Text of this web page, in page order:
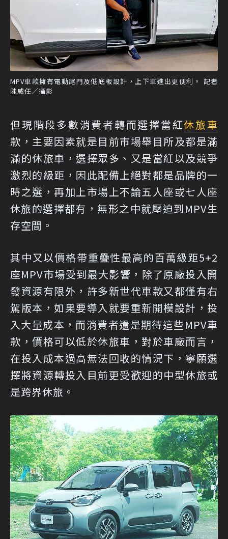
MPV車款擁有電動尾門及低底板設計，上下車進出更便利。 記者
陳威任／攝影
但現階段多數消費者轉而選擇當紅休旅車
款，主要因素就是目前市場舉目所及都是滿
滿的休旅車，選擇眾多、又是當紅以及競爭
激烈的級距，因此配備上絕對都是品牌的一
時之選，再加上市場上不論五人座或七人座
休旅的選擇都有，無形之中就壓迫到MPV生
存空間。
其中又以價格帶重疊性最高的百萬級距5+2
座MPV市場受到最大影響，除了原廠投入開
發資源有限外，許多新世代車款又都僅有右
駕版本，如果要導入就要重新開模設計，投
入大量成本，而消費者還是期待這些MPV車
款，價格可以低於休旅車，對於車廠而言，
在投入成本過高無法回收的情況下，寧願選
擇將資源轉投入目前更受歡迎的中型休旅或
是跨界休旅。